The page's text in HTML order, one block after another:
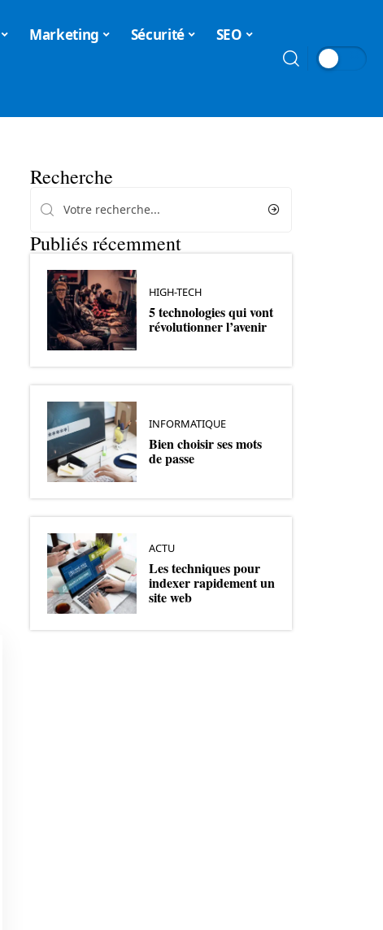
Marketing Sécurité SEO
Recherche
Publiés récemment
HIGH-TECH
5 technologies qui vont
révolutionner l’avenir
INFORMATIQUE
Bien choisir ses mots
de passe
ACTU
Les techniques pour
indexer rapidement un
site web